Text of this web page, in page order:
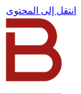
انتقل إلى المحتوى